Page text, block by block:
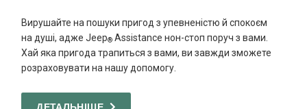
Вирушайте на пошуки пригод з упевненістю й спокоєм
на душі, адже Jeep® Assistance нон-стоп поруч з вами.
Хай яка пригода трапиться з вами, ви завжди зможете
розраховувати на нашу допомогу.